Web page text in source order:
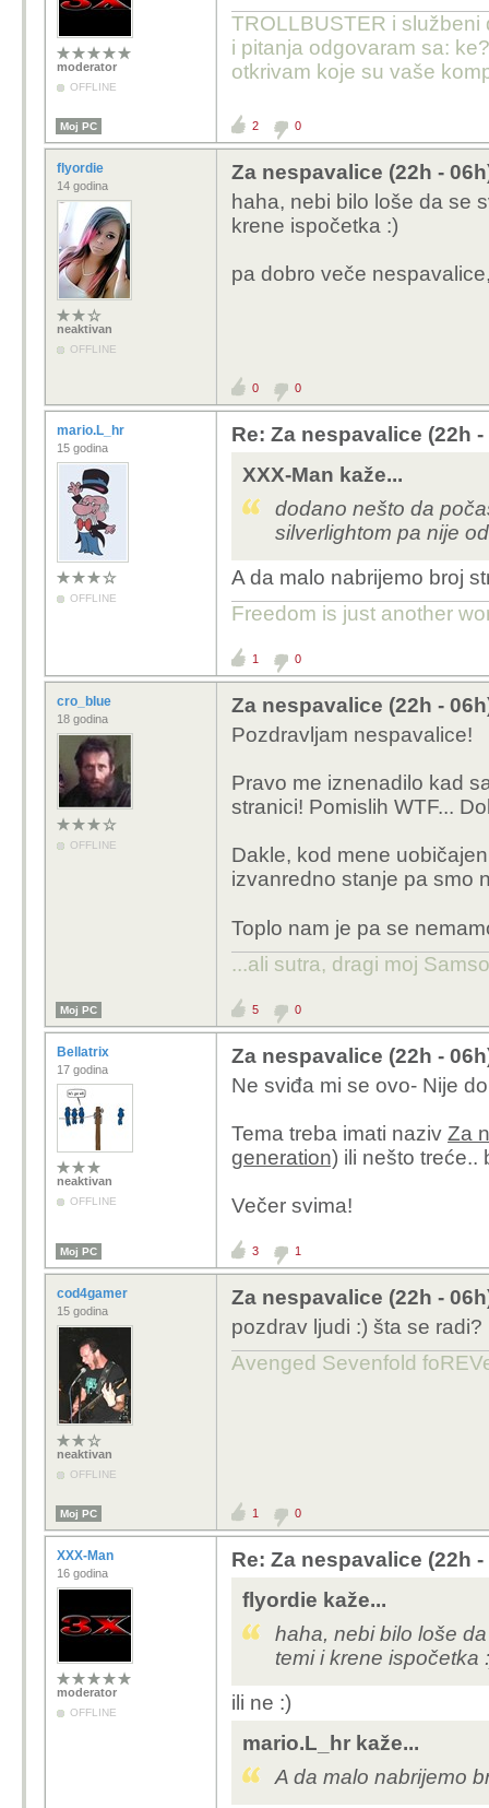
moderator
OFFLINE
TROLLBUSTER i službeni
i pitanja odgovaram sa:
otkrivam koje su vaše
Moj PC 2 0
flyordie
14 godina
neaktivan
OFFLINE
Za nespavalice (22h -
haha, nebi bilo loše da se
krene ispočetka :)
pa dobro veče
0 0
mario.L_hr
15 godina
OFFLINE
Re: Za nespavalice (22h -
XXX-Man kaže...
dodano nešto da
silverlightom pa nije
A da malo nabrijemo broj
Freedom is just another
1 0
cro_blue
18 godina
OFFLINE
Za nespavalice (22h -
Pozdravljam nespavalice!
Pravo me iznenadilo kad
stranici! Pomislih WTF...
Dakle, kod mene
izvanredno stanje pa smo
Toplo nam je pa se
...ali sutra, dragi moj
Moj PC 5 0
Bellatrix
17 godina
neaktivan
OFFLINE
Za nespavalice (22h -
Ne sviđa mi se ovo- Nije
Tema treba imati naziv Za
generation) ili nešto treće..
Večer svima!
Moj PC 3 1
cod4gamer
15 godina
neaktivan
OFFLINE
Za nespavalice (22h -
pozdrav ljudi :) šta se radi?
Avenged Sevenfold
Moj PC 1 0
XXX-Man
16 godina
moderator
OFFLINE
Re: Za nespavalice (22h -
flyordie kaže...
haha, nebi bilo loše
temi i krene ispočetka
ili ne :)
mario.L_hr kaže...
A da malo nabrijemo